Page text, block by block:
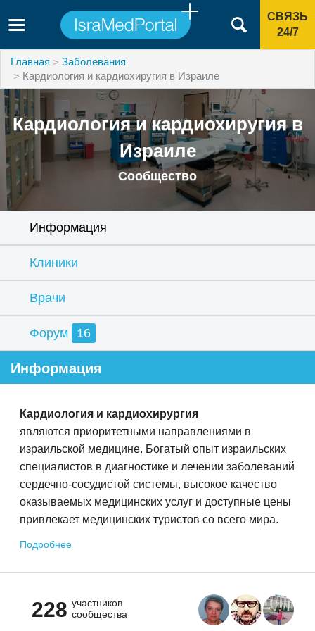
СВЯЗЬ
24/7
Главная
Заболевания
Кардиология и кардиохиругия в Израиле
Кардиология и кардиохиругия в
Израиле
Сообщество
Информация
Клиники
Врачи
Форум 16
Информация
Кардиология и кардиохирургия
являются приоритетными направлениями в
израильской медицине. Богатый опыт израильских
специалистов в диагностике и лечении заболеваний
сердечно-сосудистой системы, высокое качество
оказываемых медицинских услуг и доступные цены
привлекает медицинских туристов со всего мира.
Подробнее
228 участников
сообщества